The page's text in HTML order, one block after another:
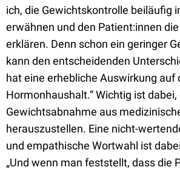
ich, die Gewichtskontrolle beiläufig
erwähnen und den Patient:innen
erklären. Denn schon ein geringer
kann den entscheidenden
hat eine erhebliche Auswirkung auf
Hormonhaushalt.“ Wichtig ist
Gewichtsabnahme aus
herauszustellen. Eine nicht-
und empathische Wortwahl ist
„Und wenn man feststellt, dass die